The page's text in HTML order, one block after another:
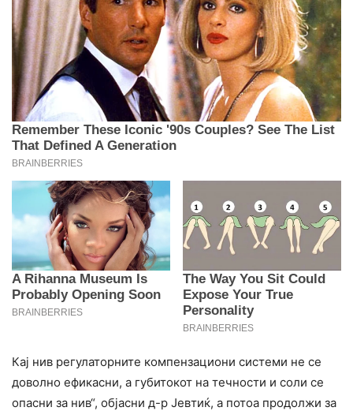
Кај нив регулаторните компензациони системи не се
доволно ефикасни, а губитокот на течности и соли се
oпacни за нив“, објасни д-р Јевтиќ, а потоа продолжи за